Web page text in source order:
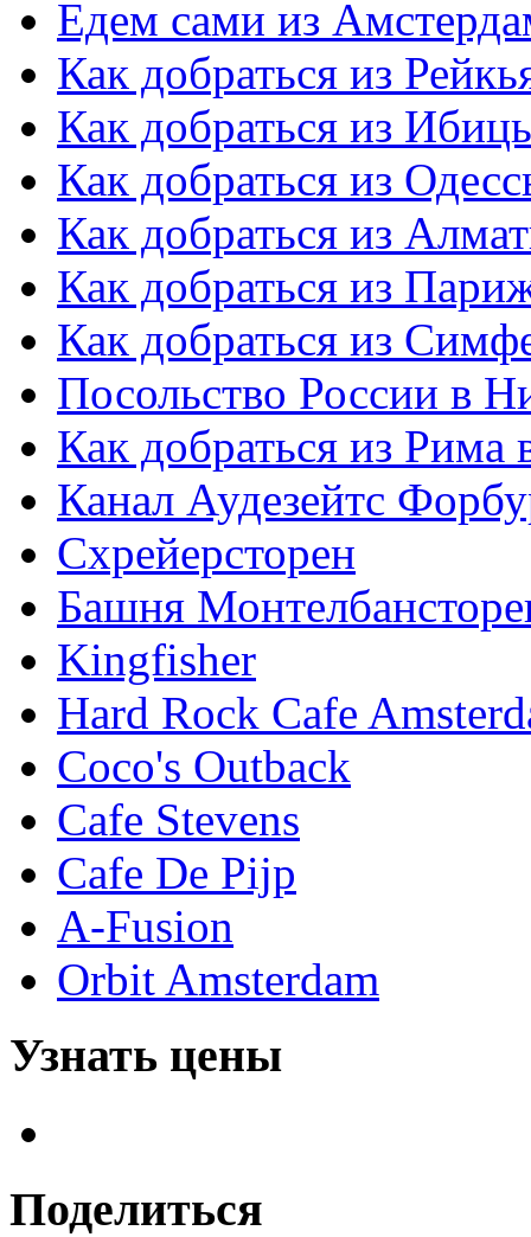
Едем сами из
Как добраться из
Как добраться из
Как добраться из
Как добраться из
Как добраться из
Как добраться из
Посольство России в
Как добраться из Рима
Канал Аудезейтс
Схрейерсторен
Башня
Kingfisher
Hard Rock Cafe
Coco's Outback
Cafe Stevens
Cafe De Pijp
A-Fusion
Orbit Amsterdam
Узнать цены
Поделиться